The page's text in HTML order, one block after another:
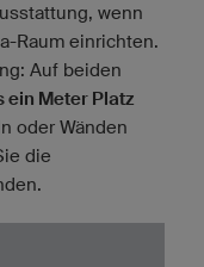
wenn
Raum einrichten.
Auf beiden
ein Meter Platz
oder Wänden
die